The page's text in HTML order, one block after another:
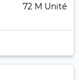
72 M Unité